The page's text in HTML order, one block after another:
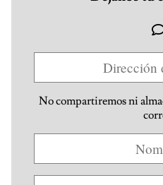
No compartiremos ni